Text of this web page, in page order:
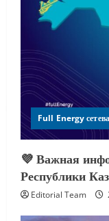
Full Energy
💜 Важная
Республики
Editorial Team